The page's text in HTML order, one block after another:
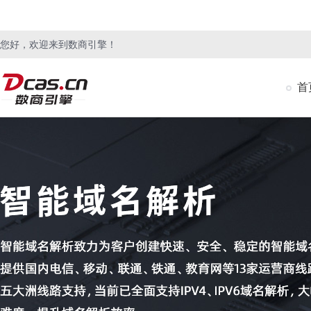
您好，欢迎来到数商引擎！
首